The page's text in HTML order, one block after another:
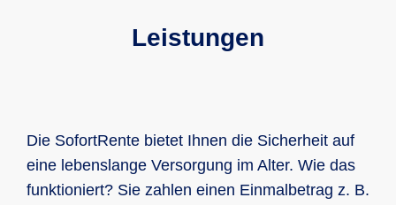
Leistungen
Die SofortRente bietet Ihnen die Sicherheit auf
eine lebenslange Versorgung im Alter. Wie das
funktioniert? Sie zahlen einen Einmalbetrag z. B.